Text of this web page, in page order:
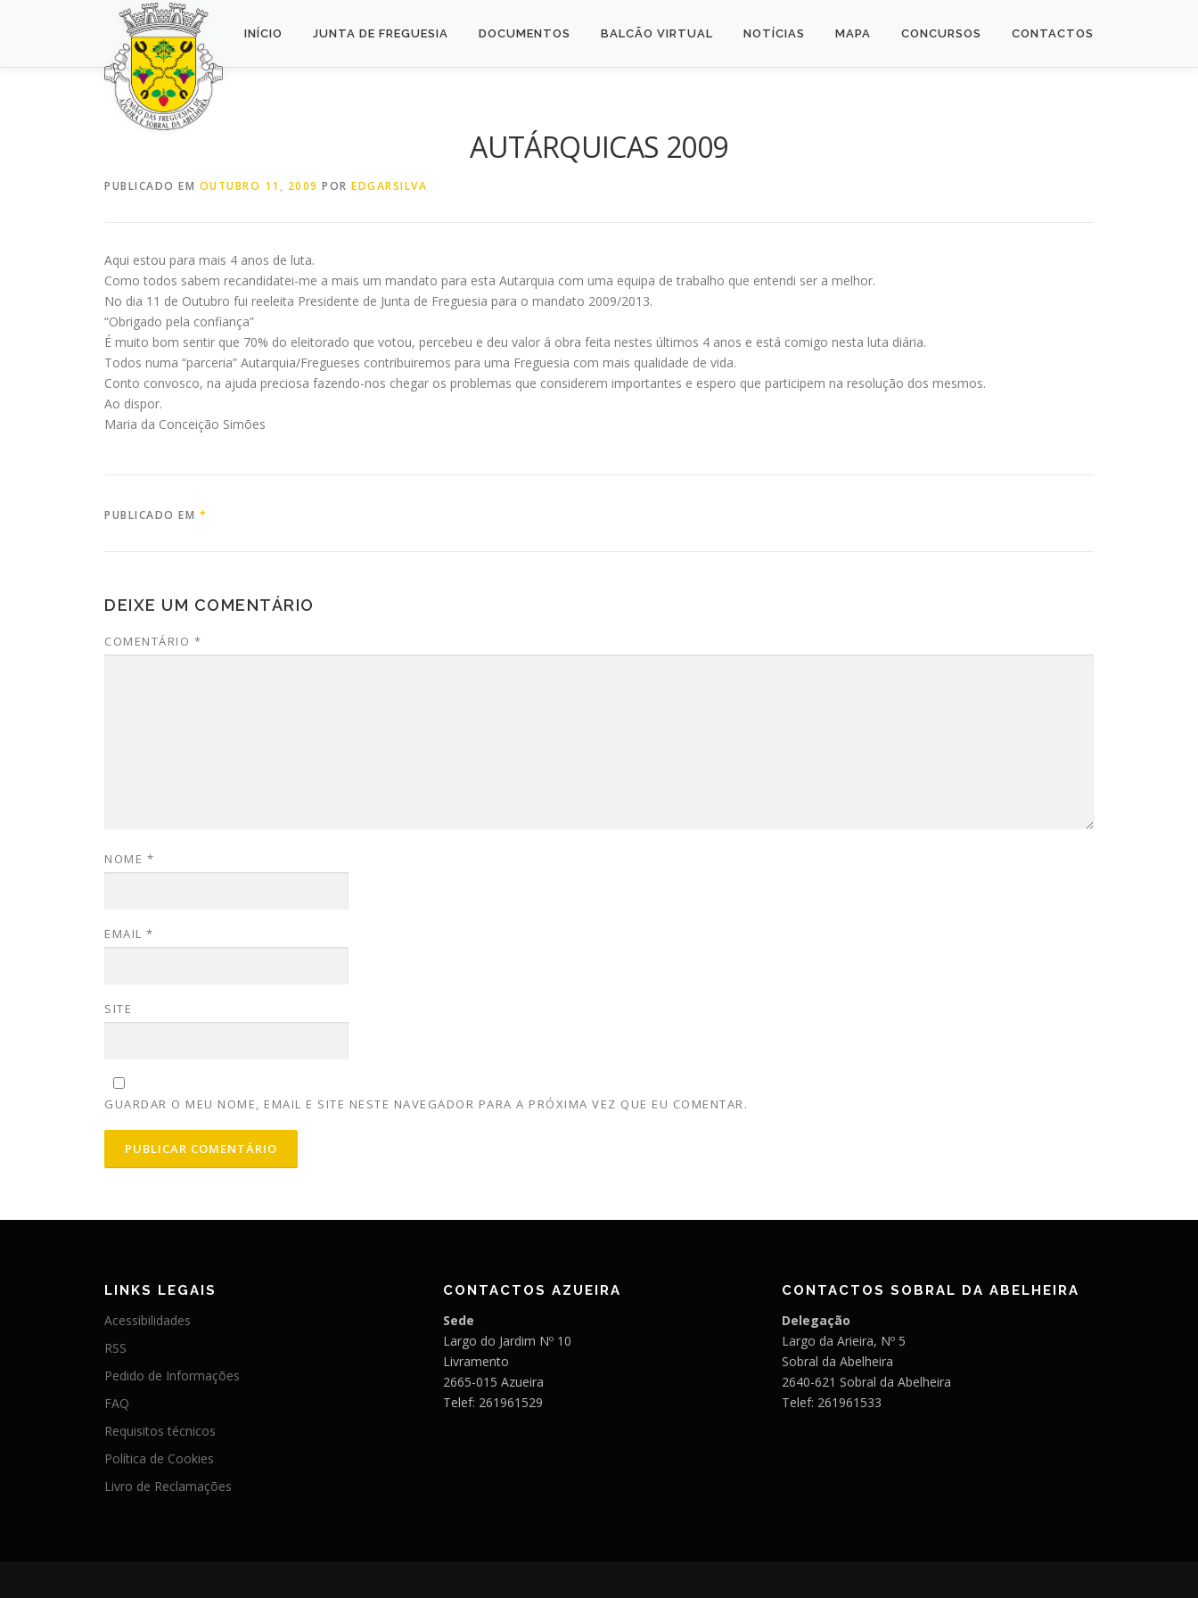
INÍCIO JUNTA DE FREGUESIA DOCUMENTOS BALCÃO VIRTUAL NOTÍCIAS MAPA CONCURSOS CONTACTOS
AUTÁRQUICAS 2009
PUBLICADO EM OUTUBRO 11, 2009 POR EDGARSILVA
Aqui estou para mais 4 anos de luta.
Como todos sabem recandidatei-me a mais um mandato para esta Autarquia com uma equipa de trabalho que entendi ser a melhor.
No dia 11 de Outubro fui reeleita Presidente de Junta de Freguesia para o mandato 2009/2013.
“Obrigado pela confiança”
É muito bom sentir que 70% do eleitorado que votou, percebeu e deu valor á obra feita nestes últimos 4 anos e está comigo nesta luta diária.
Todos numa “parceria” Autarquia/Fregueses contribuiremos para uma Freguesia com mais qualidade de vida.
Conto convosco, na ajuda preciosa fazendo-nos chegar os problemas que considerem importantes e espero que participem na resolução dos mesmos.
Ao dispor.
Maria da Conceição Simões
PUBLICADO EM *
DEIXE UM COMENTÁRIO
COMENTÁRIO *
NOME *
EMAIL *
SITE
GUARDAR O MEU NOME, EMAIL E SITE NESTE NAVEGADOR PARA A PRÓXIMA VEZ QUE EU COMENTAR.
LINKS LEGAIS
Acessibilidades
RSS
Pedido de Informações
FAQ
Requisitos técnicos
Política de Cookies
Livro de Reclamações
CONTACTOS AZUEIRA
Sede
Largo do Jardim Nº 10
Livramento
2665-015 Azueira
Telef: 261961529
CONTACTOS SOBRAL DA ABELHEIRA
Delegação
Largo da Arieira, Nº 5
Sobral da Abelheira
2640-621 Sobral da Abelheira
Telef: 261961533